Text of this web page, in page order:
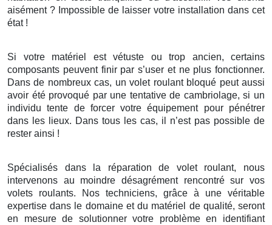
aisément ? Impossible de laisser votre installation dans cet
état !
Si votre matériel est vétuste ou trop ancien, certains
composants peuvent finir par s’user et ne plus fonctionner.
Dans de nombreux cas, un volet roulant bloqué peut aussi
avoir été provoqué par une tentative de cambriolage, si un
individu tente de forcer votre équipement pour pénétrer
dans les lieux. Dans tous les cas, il n’est pas possible de
rester ainsi !
Spécialisés dans la réparation de volet roulant, nous
intervenons au moindre désagrément rencontré sur vos
volets roulants. Nos techniciens, grâce à une véritable
expertise dans le domaine et du matériel de qualité, seront
en mesure de solutionner votre problème en identifiant